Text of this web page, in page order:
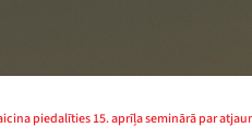
piedalīties 15. aprīļa seminārā par